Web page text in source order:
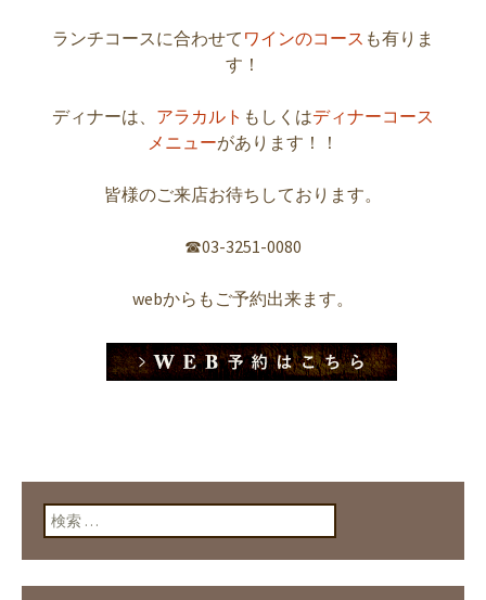
ランチコースに合わせて ワインのコース も有りま
す！
ディナーは、 アラカルト もしくはディナーコース
メニューがあります！！
皆様のご来店お待ちしております。
☎︎03-3251-0080
webからもご予約出来ます。
検索: